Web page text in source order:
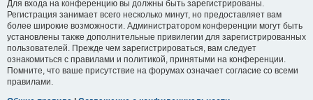
Для входа на конференцию вы должны быть зарегистрированы.
Регистрация занимает всего несколько минут, но предоставляет вам
более широкие возможности. Администратором конференции могут быть
установлены также дополнительные привилегии для зарегистрированных
пользователей. Прежде чем зарегистрироваться, вам следует
ознакомиться с правилами и политикой, принятыми на конференции.
Помните, что ваше присутствие на форумах означает согласие со всеми
правилами.